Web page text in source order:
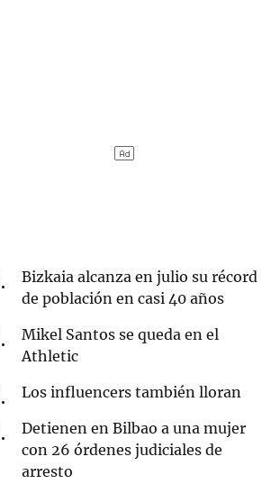
Bizkaia alcanza en julio su récord
de población en casi 40 años
Mikel Santos se queda en el
Athletic
Los influencers también lloran
Detienen en Bilbao a una mujer
con 26 órdenes judiciales de
arresto